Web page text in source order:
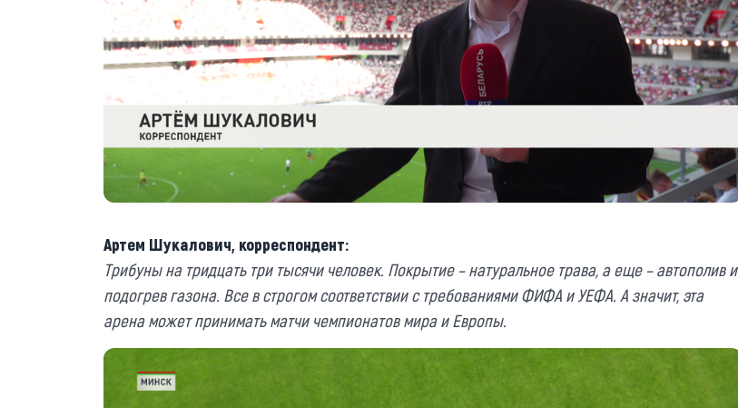
Артем Шукалович, корреспондент:
Трибуны на тридцать три тысячи человек. Покрытие – натуральное трава, а еще – автополив и
подогрев газона. Все в строгом соответствии с требованиями ФИФА и УЕФА. А значит, эта
арена может принимать матчи чемпионатов мира и Европы.